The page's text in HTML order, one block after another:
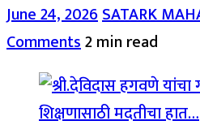
June 24, 2026SATARK
Comments2 min read